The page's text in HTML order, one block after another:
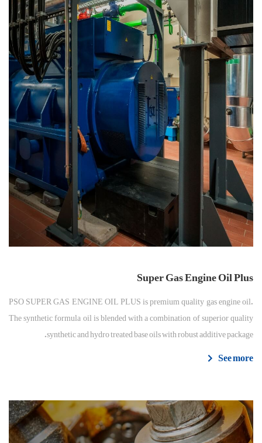
Super Gas Engine Oil Plus
PSO SUPER GAS ENGINE OIL PLUS is premium quality gas engine oil.
The synthetic formula oil is blended with a combination of superior quality
synthetic and hydro treated base oils with robust additive package.
See more